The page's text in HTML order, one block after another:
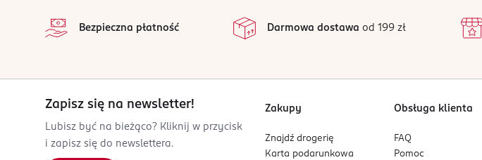
Bezpieczna płatność Darmowa dostawa od 199 zł
Zapisz się na newsletter!
Lubisz być na bieżąco? Kliknij w przycisk
i zapisz się do newslettera.
Zakupy
Znajdź drogerię
Karta podarunkowa
Obsługa klienta
FAQ
Pomoc